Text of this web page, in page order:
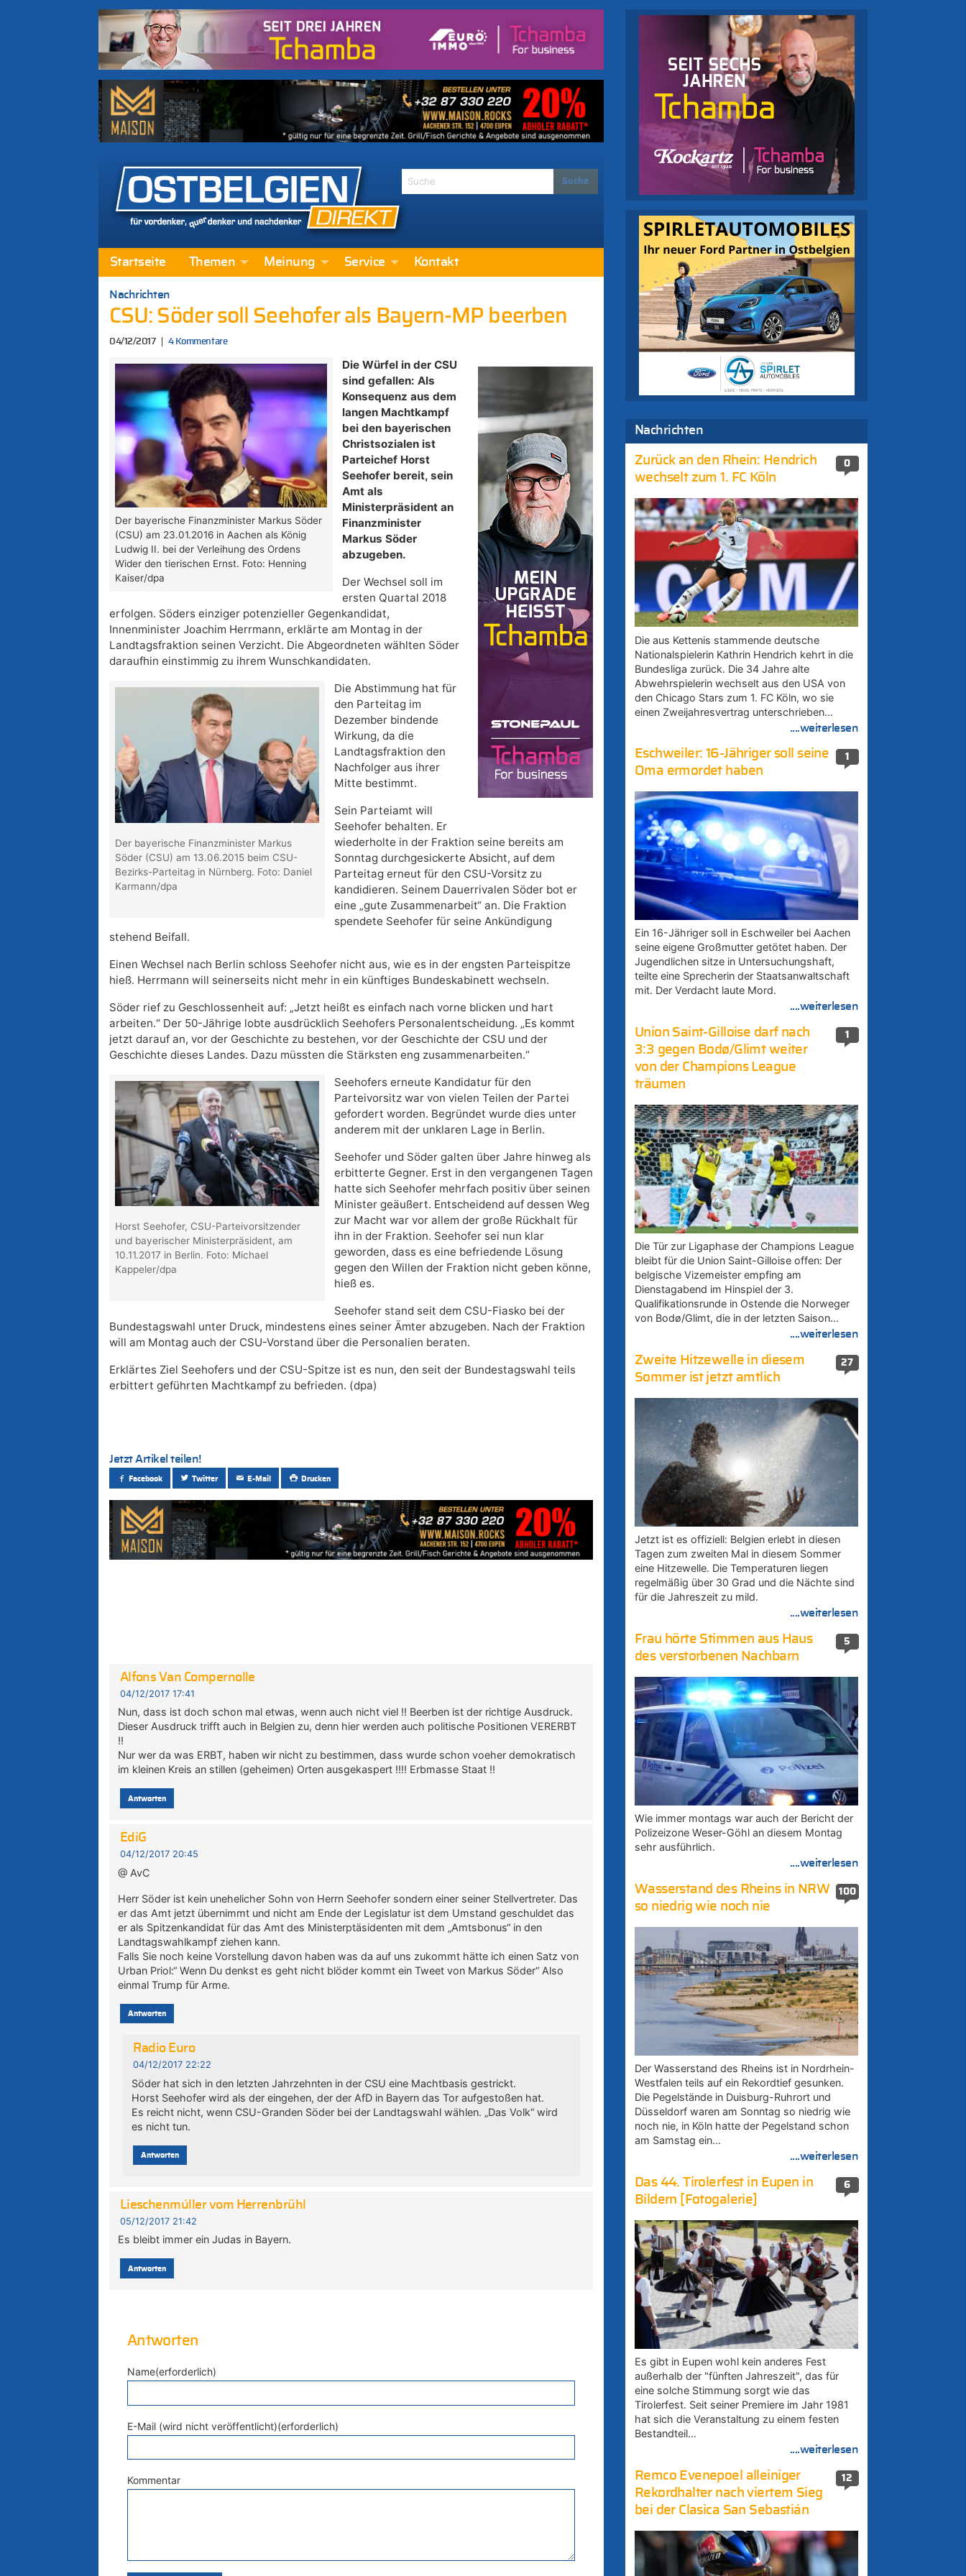
Startseite Themen Meinung Service Kontakt
Nachrichten
CSU: Söder soll Seehofer als Bayern-MP beerben
04/12/2017 4 Kommentare
Der bayerische Finanzminister Markus Söder
(CSU) am 23.01.2016 in Aachen als König
Ludwig II. bei der Verleihung des Ordens
Wider den tierischen Ernst. Foto: Henning
Kaiser/dpa
Die Würfel in der CSU
sind gefallen: Als
Konsequenz aus dem
langen Machtkampf
bei den bayerischen
Christsozialen ist
Parteichef Horst
Seehofer bereit, sein
Amt als
Ministerpräsident an
Finanzminister
Markus Söder
abzugeben.
Der Wechsel soll im
ersten Quartal 2018
erfolgen. Söders einziger potenzieller Gegenkandidat,
Innenminister Joachim Herrmann, erklärte am Montag in der
Landtagsfraktion seinen Verzicht. Die Abgeordneten wählten Söder
daraufhin einstimmig zu ihrem Wunschkandidaten.
Der bayerische Finanzminister Markus
Söder (CSU) am 13.06.2015 beim CSU-
Bezirks-Parteitag in Nürnberg. Foto: Daniel
Karmann/dpa
Die Abstimmung hat für
den Parteitag im
Dezember bindende
Wirkung, da die
Landtagsfraktion den
Nachfolger aus ihrer
Mitte bestimmt.
Sein Parteiamt will
Seehofer behalten. Er
wiederholte in der Fraktion seine bereits am
Sonntag durchgesickerte Absicht, auf dem
Parteitag erneut für den CSU-Vorsitz zu
kandidieren. Seinem Dauerrivalen Söder bot er
eine „gute Zusammenarbeit“ an. Die Fraktion
spendete Seehofer für seine Ankündigung
stehend Beifall.
Einen Wechsel nach Berlin schloss Seehofer nicht aus, wie es in der engsten Parteispitze
hieß. Herrmann will seinerseits nicht mehr in ein künftiges Bundeskabinett wechseln.
Söder rief zu Geschlossenheit auf: „Jetzt heißt es einfach nach vorne blicken und hart
arbeiten.“ Der 50-Jährige lobte ausdrücklich Seehofers Personalentscheidung. „Es kommt
jetzt darauf an, vor der Geschichte zu bestehen, vor der Geschichte der CSU und der
Geschichte dieses Landes. Dazu müssten die Stärksten eng zusammenarbeiten.“
Horst Seehofer, CSU-Parteivorsitzender
und bayerischer Ministerpräsident, am
10.11.2017 in Berlin. Foto: Michael
Kappeler/dpa
Seehofers erneute Kandidatur für den
Parteivorsitz war von vielen Teilen der Partei
gefordert worden. Begründet wurde dies unter
anderem mit der unklaren Lage in Berlin.
Seehofer und Söder galten über Jahre hinweg als
erbitterte Gegner. Erst in den vergangenen Tagen
hatte sich Seehofer mehrfach positiv über seinen
Minister geäußert. Entscheidend auf dessen Weg
zur Macht war vor allem der große Rückhalt für
ihn in der Fraktion. Seehofer sei nun klar
geworden, dass es eine befriedende Lösung
gegen den Willen der Fraktion nicht geben könne,
hieß es.
Seehofer stand seit dem CSU-Fiasko bei der
Bundestagswahl unter Druck, mindestens eines seiner Ämter abzugeben. Nach der Fraktion
will am Montag auch der CSU-Vorstand über die Personalien beraten.
Erklärtes Ziel Seehofers und der CSU-Spitze ist es nun, den seit der Bundestagswahl teils
erbittert geführten Machtkampf zu befrieden. (dpa)
Jetzt Artikel teilen!
Facebook Twitter E-Mail Drucken
Alfons Van Compernolle
04/12/2017 17:41
Nun, dass ist doch schon mal etwas, wenn auch nicht viel !! Beerben ist der richtige Ausdruck.
Dieser Ausdruck trifft auch in Belgien zu, denn hier werden auch politische Positionen VERERBT
!!
Nur wer da was ERBT, haben wir nicht zu bestimmen, dass wurde schon voeher demokratisch
im kleinen Kreis an stillen (geheimen) Orten ausgekaspert !!!! Erbmasse Staat !!
Antworten
EdiG
04/12/2017 20:45
@ AvC
Herr Söder ist kein unehelicher Sohn von Herrn Seehofer sondern einer seiner Stellvertreter. Das
er das Amt jetzt übernimmt und nicht am Ende der Legislatur ist dem Umstand geschuldet das
er als Spitzenkandidat für das Amt des Ministerptäsidenten mit dem „Amtsbonus“ in den
Landtagswahlkampf ziehen kann.
Falls Sie noch keine Vorstellung davon haben was da auf uns zukommt hätte ich einen Satz von
Urban Priol:“ Wenn Du denkst es geht nicht blöder kommt ein Tweet von Markus Söder“ Also
einmal Trump für Arme.
Antworten
Radio Euro
04/12/2017 22:22
Söder hat sich in den letzten Jahrzehnten in der CSU eine Machtbasis gestrickt.
Horst Seehofer wird als der eingehen, der der AfD in Bayern das Tor aufgestoßen hat.
Es reicht nicht, wenn CSU-Granden Söder bei der Landtagswahl wählen. „Das Volk“ wird
es nicht tun.
Antworten
Lieschenmúller vom Herrenbrühl
05/12/2017 21:42
Es bleibt immer ein Judas in Bayern.
Antworten
Antworten
Name(erforderlich)
E-Mail (wird nicht veröffentlicht)(erforderlich)
Kommentar
Nachrichten
0
Zurück an den Rhein: Hendrich
wechselt zum 1. FC Köln
Die aus Kettenis stammende deutsche
Nationalspielerin Kathrin Hendrich kehrt in die
Bundesliga zurück. Die 34 Jahre alte
Abwehrspielerin wechselt aus den USA von
den Chicago Stars zum 1. FC Köln, wo sie
einen Zweijahresvertrag unterschrieben…
....weiterlesen
1
Eschweiler: 16-Jähriger soll seine
Oma ermordet haben
Ein 16-Jähriger soll in Eschweiler bei Aachen
seine eigene Großmutter getötet haben. Der
Jugendlichen sitze in Untersuchungshaft,
teilte eine Sprecherin der Staatsanwaltschaft
mit. Der Verdacht laute Mord.
....weiterlesen
1
Union Saint-Gilloise darf nach
3:3 gegen Bodø/Glimt weiter
von der Champions League
träumen
Die Tür zur Ligaphase der Champions League
bleibt für die Union Saint-Gilloise offen: Der
belgische Vizemeister empfing am
Dienstagabend im Hinspiel der 3.
Qualifikationsrunde in Ostende die Norweger
von Bodø/Glimt, die in der letzten Saison…
....weiterlesen
27
Zweite Hitzewelle in diesem
Sommer ist jetzt amtlich
Jetzt ist es offiziell: Belgien erlebt in diesen
Tagen zum zweiten Mal in diesem Sommer
eine Hitzewelle. Die Temperaturen liegen
regelmäßig über 30 Grad und die Nächte sind
für die Jahreszeit zu mild.
....weiterlesen
5
Frau hörte Stimmen aus Haus
des verstorbenen Nachbarn
Wie immer montags war auch der Bericht der
Polizeizone Weser-Göhl an diesem Montag
sehr ausführlich.
....weiterlesen
100
Wasserstand des Rheins in NRW
so niedrig wie noch nie
Der Wasserstand des Rheins ist in Nordrhein-
Westfalen teils auf ein Rekordtief gesunken.
Die Pegelstände in Duisburg-Ruhrort und
Düsseldorf waren am Sonntag so niedrig wie
noch nie, in Köln hatte der Pegelstand schon
am Samstag ein…
....weiterlesen
6
Das 44. Tirolerfest in Eupen in
Bildern [Fotogalerie]
Es gibt in Eupen wohl kein anderes Fest
außerhalb der "fünften Jahreszeit", das für
eine solche Stimmung sorgt wie das
Tirolerfest. Seit seiner Premiere im Jahr 1981
hat sich die Veranstaltung zu einem festen
Bestandteil…
....weiterlesen
12
Remco Evenepoel alleiniger
Rekordhalter nach viertem Sieg
bei der Clasica San Sebastián